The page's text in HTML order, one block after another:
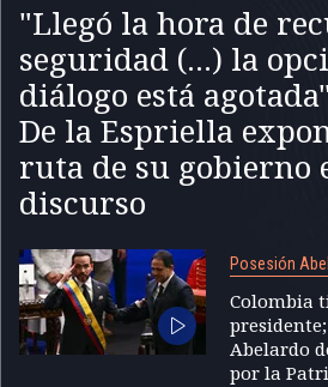
"Llegó la hora de
seguridad (...) la
diálogo está
De la Espriella
ruta de su gobierno
discurso
Posesión
Colombia
Abelardo
por la